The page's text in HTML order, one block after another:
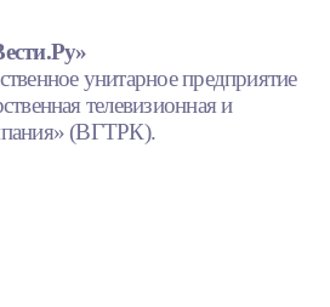
унитарное предприятие
телевизионная и
(ВГТРК).